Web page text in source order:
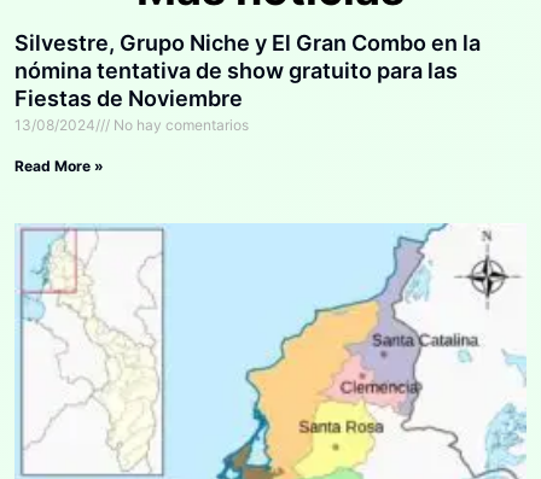
Silvestre, Grupo Niche y El Gran Combo en la
nómina tentativa de show gratuito para las
Fiestas de Noviembre
13/08/2024 No hay comentarios
Read More »